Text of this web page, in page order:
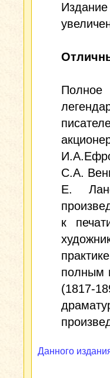
Полное
С.А.
Е.
к
полным
(1817-
Данного